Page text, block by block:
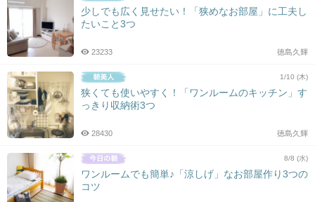
少しでも広く見せたい！「狭めなお部屋」に工夫し
たいこと3つ
徳島久輝
23233
1/10 (木)
狭くても使いやすく！「ワンルームのキッチン」す
っきり収納術3つ
徳島久輝
28430
8/8 (水)
ワンルームでも簡単♪「涼しげ」なお部屋作り3つの
コツ